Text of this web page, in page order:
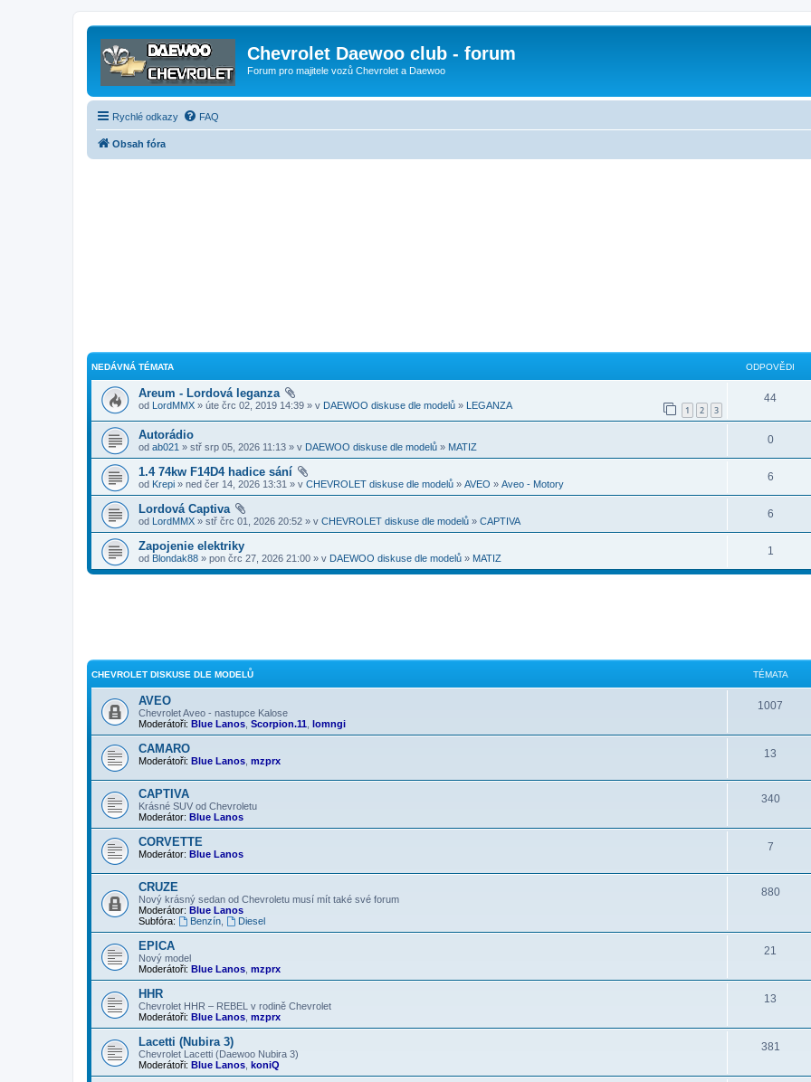
Chevrolet Daewoo club - forum
Forum pro majitele vozů Chevrolet a Daewoo
Rychlé odkazy FAQ
Obsah fóra
NEDÁVNÁ TÉMATA ODPOVĚDI
Areum - Lordová leganza
1 2 3
od LordMMX » úte črc 02, 2019 14:39 » v DAEWOO diskuse dle modelů » LEGANZA
44
Autorádio
od ab021 » stř srp 05, 2026 11:13 » v DAEWOO diskuse dle modelů » MATIZ
0
1.4 74kw F14D4 hadice sání
od Krepi » ned čer 14, 2026 13:31 » v CHEVROLET diskuse dle modelů » AVEO » Aveo - Motory
6
Lordová Captiva
od LordMMX » stř črc 01, 2026 20:52 » v CHEVROLET diskuse dle modelů » CAPTIVA
6
Zapojenie elektriky
od Blondak88 » pon črc 27, 2026 21:00 » v DAEWOO diskuse dle modelů » MATIZ
1
CHEVROLET DISKUSE DLE MODELŮ TÉMATA
AVEO
Chevrolet Aveo - nastupce Kalose
Moderátoři: Blue Lanos Scorpion.11 lomngi
1007
CAMARO
Moderátoři: Blue Lanos mzprx
13
CAPTIVA
Krásné SUV od Chevroletu
Moderátor: Blue Lanos
340
CORVETTE
Moderátor: Blue Lanos
7
CRUZE
Nový krásný sedan od Chevroletu musí mít také své forum
Moderátor: Blue Lanos
Subfóra:
Benzín, Diesel
880
EPICA
Nový model
Moderátoři: Blue Lanos mzprx
21
HHR
Chevrolet HHR – REBEL v rodině Chevrolet
Moderátoři: Blue Lanos mzprx
13
Lacetti (Nubira 3)
Chevrolet Lacetti (Daewoo Nubira 3)
Moderátoři: Blue Lanos koniQ
381